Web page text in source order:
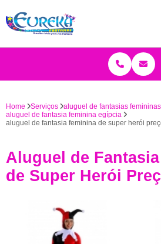
Home Serviços
aluguel de fantasias femininas
aluguel de fantasia feminina egípcia
aluguel de fantasia feminina de super herói
Aluguel de
de Super Herói